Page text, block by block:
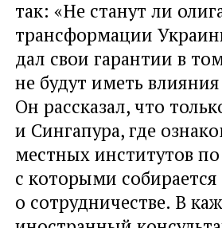
так: «Не станут ли
трансформации
дал свои гарантии в
не будут иметь
Он рассказал, что
и Сингапура, где
местных институтов
с которыми
о сотрудничестве. В